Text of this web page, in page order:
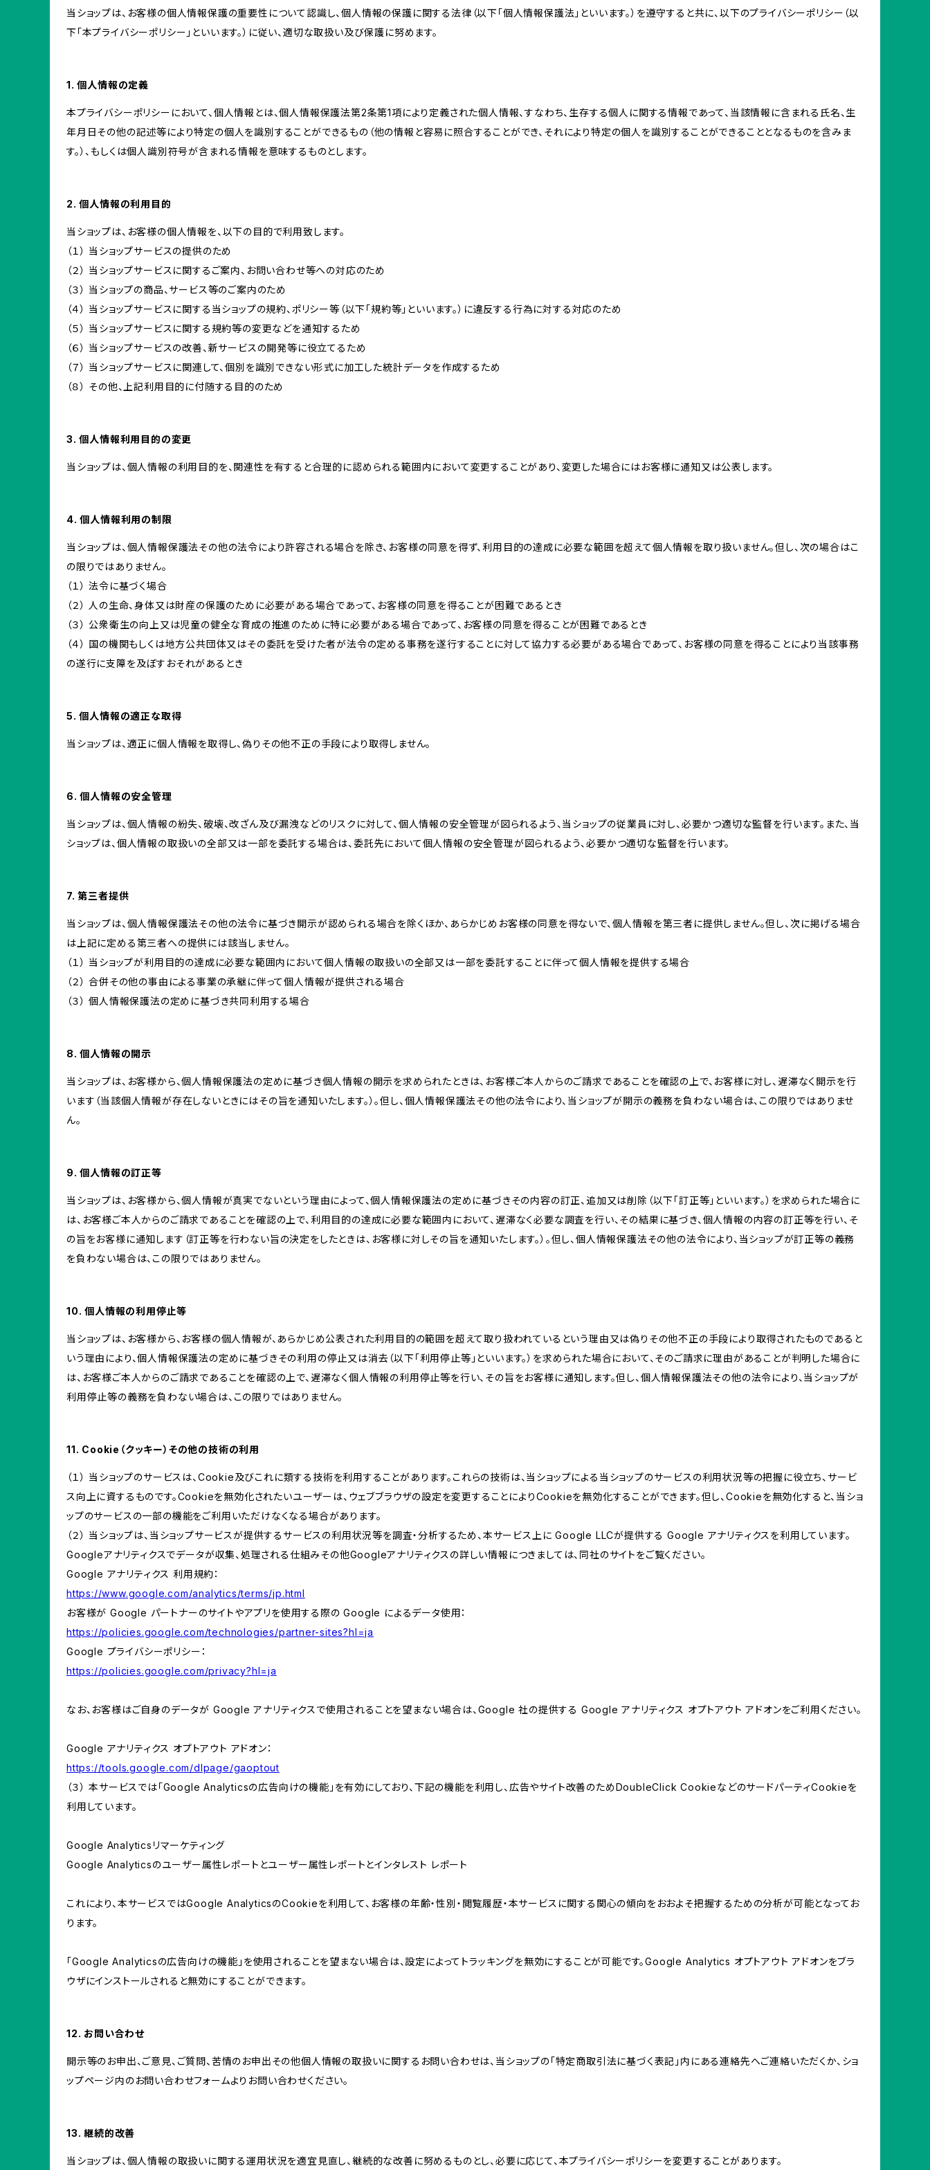
当ショップは、お客様の個人情報保護の重要性について認識し、個人情報の保護に関する法律（以下「個人情報保護法」といいます。）を遵守すると共に、以下のプライバシーポリシー（以
下「本プライバシーポリシー」といいます。）に従い、適切な取扱い及び保護に努めます。
1. 個人情報の定義
本プライバシーポリシーにおいて、個人情報とは、個人情報保護法第2条第1項により定義された個人情報、すなわち、生存する個人に関する情報であって、当該情報に含まれる氏名、生
年月日その他の記述等により特定の個人を識別することができるもの（他の情報と容易に照合することができ、それにより特定の個人を識別することができることとなるものを含みま
す。）、もしくは個人識別符号が含まれる情報を意味するものとします。
2. 個人情報の利用目的
当ショップは、お客様の個人情報を、以下の目的で利用致します。
（１） 当ショップサービスの提供のため
（２） 当ショップサービスに関するご案内、お問い合わせ等への対応のため
（３） 当ショップの商品、サービス等のご案内のため
（４） 当ショップサービスに関する当ショップの規約、ポリシー等（以下「規約等」といいます。）に違反する行為に対する対応のため
（５） 当ショップサービスに関する規約等の変更などを通知するため
（６） 当ショップサービスの改善、新サービスの開発等に役立てるため
（７） 当ショップサービスに関連して、個別を識別できない形式に加工した統計データを作成するため
（８） その他、上記利用目的に付随する目的のため
3. 個人情報利用目的の変更
当ショップは、個人情報の利用目的を、関連性を有すると合理的に認められる範囲内において変更することがあり、変更した場合にはお客様に通知又は公表します。
4. 個人情報利用の制限
当ショップは、個人情報保護法その他の法令により許容される場合を除き、お客様の同意を得ず、利用目的の達成に必要な範囲を超えて個人情報を取り扱いません。但し、次の場合はこ
の限りではありません。
（１） 法令に基づく場合
（２） 人の生命、身体又は財産の保護のために必要がある場合であって、お客様の同意を得ることが困難であるとき
（３） 公衆衛生の向上又は児童の健全な育成の推進のために特に必要がある場合であって、お客様の同意を得ることが困難であるとき
（４） 国の機関もしくは地方公共団体又はその委託を受けた者が法令の定める事務を遂行することに対して協力する必要がある場合であって、お客様の同意を得ることにより当該事務
の遂行に支障を及ぼすおそれがあるとき
5. 個人情報の適正な取得
当ショップは、適正に個人情報を取得し、偽りその他不正の手段により取得しません。
6. 個人情報の安全管理
当ショップは、個人情報の紛失、破壊、改ざん及び漏洩などのリスクに対して、個人情報の安全管理が図られるよう、当ショップの従業員に対し、必要かつ適切な監督を行います。また、当
ショップは、個人情報の取扱いの全部又は一部を委託する場合は、委託先において個人情報の安全管理が図られるよう、必要かつ適切な監督を行います。
7. 第三者提供
当ショップは、個人情報保護法その他の法令に基づき開示が認められる場合を除くほか、あらかじめお客様の同意を得ないで、個人情報を第三者に提供しません。但し、次に掲げる場合
は上記に定める第三者への提供には該当しません。
（１） 当ショップが利用目的の達成に必要な範囲内において個人情報の取扱いの全部又は一部を委託することに伴って個人情報を提供する場合
（２） 合併その他の事由による事業の承継に伴って個人情報が提供される場合
（３） 個人情報保護法の定めに基づき共同利用する場合
8. 個人情報の開示
当ショップは、お客様から、個人情報保護法の定めに基づき個人情報の開示を求められたときは、お客様ご本人からのご請求であることを確認の上で、お客様に対し、遅滞なく開示を行
います（当該個人情報が存在しないときにはその旨を通知いたします。）。但し、個人情報保護法その他の法令により、当ショップが開示の義務を負わない場合は、この限りではありませ
ん。
9. 個人情報の訂正等
当ショップは、お客様から、個人情報が真実でないという理由によって、個人情報保護法の定めに基づきその内容の訂正、追加又は削除（以下「訂正等」といいます。）を求められた場合に
は、お客様ご本人からのご請求であることを確認の上で、利用目的の達成に必要な範囲内において、遅滞なく必要な調査を行い、その結果に基づき、個人情報の内容の訂正等を行い、そ
の旨をお客様に通知します（訂正等を行わない旨の決定をしたときは、お客様に対しその旨を通知いたします。）。但し、個人情報保護法その他の法令により、当ショップが訂正等の義務
を負わない場合は、この限りではありません。
10. 個人情報の利用停止等
当ショップは、お客様から、お客様の個人情報が、あらかじめ公表された利用目的の範囲を超えて取り扱われているという理由又は偽りその他不正の手段により取得されたものであると
いう理由により、個人情報保護法の定めに基づきその利用の停止又は消去（以下「利用停止等」といいます。）を求められた場合において、そのご請求に理由があることが判明した場合に
は、お客様ご本人からのご請求であることを確認の上で、遅滞なく個人情報の利用停止等を行い、その旨をお客様に通知します。但し、個人情報保護法その他の法令により、当ショップが
利用停止等の義務を負わない場合は、この限りではありません。
11. Cookie（クッキー）その他の技術の利用
（１） 当ショップのサービスは、Cookie及びこれに類する技術を利用することがあります。これらの技術は、当ショップによる当ショップのサービスの利用状況等の把握に役立ち、サービ
ス向上に資するものです。Cookieを無効化されたいユーザーは、ウェブブラウザの設定を変更することによりCookieを無効化することができます。但し、Cookieを無効化すると、当ショ
ップのサービスの一部の機能をご利用いただけなくなる場合があります。
（２） 当ショップは、当ショップサービスが提供するサービスの利用状況等を調査・分析するため、本サービス上に Google LLCが提供する Google アナリティクスを利用しています。
Googleアナリティクスでデータが収集、処理される仕組みその他Googleアナリティクスの詳しい情報につきましては、同社のサイトをご覧ください。
Google アナリティクス 利用規約：
https://www.google.com/analytics/terms/jp.html
お客様が Google パートナーのサイトやアプリを使用する際の Google によるデータ使用：
https://policies.google.com/technologies/partner-sites?hl=ja
Google プライバシーポリシー：
https://policies.google.com/privacy?hl=ja
なお、お客様はご自身のデータが Google アナリティクスで使用されることを望まない場合は、Google 社の提供する Google アナリティクス オプトアウト アドオンをご利用ください。
Google アナリティクス オプトアウト アドオン：
https://tools.google.com/dlpage/gaoptout
（３） 本サービスでは「Google Analyticsの広告向けの機能」を有効にしており、下記の機能を利用し、広告やサイト改善のためDoubleClick CookieなどのサードパーティCookieを
利用しています。
Google Analyticsリマーケティング
Google Analyticsのユーザー属性レポートとユーザー属性レポートとインタレスト レポート
これにより、本サービスではGoogle AnalyticsのCookieを利用して、お客様の年齢・性別・閲覧履歴・本サービスに関する関心の傾向をおおよそ把握するための分析が可能となってお
ります。
「Google Analyticsの広告向けの機能」を使用されることを望まない場合は、設定によってトラッキングを無効にすることが可能です。Google Analytics オプトアウト アドオンをブラ
ウザにインストールされると無効にすることができます。
12. お問い合わせ
開示等のお申出、ご意見、ご質問、苦情のお申出その他個人情報の取扱いに関するお問い合わせは、当ショップの「特定商取引法に基づく表記」内にある連絡先へご連絡いただくか、ショ
ップページ内のお問い合わせフォームよりお問い合わせください。
13. 継続的改善
当ショップは、個人情報の取扱いに関する運用状況を適宜見直し、継続的な改善に努めるものとし、必要に応じて、本プライバシーポリシーを変更することがあります。